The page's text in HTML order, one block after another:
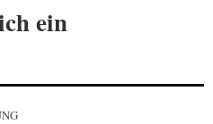
ein